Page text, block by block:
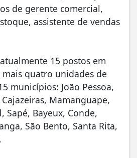
de gerente comercial,
assistente de vendas
15 postos em
quatro unidades de
municípios: João Pessoa,
Mamanguape,
Sapé, Bayeux, Conde,
São Bento, Santa Rita,